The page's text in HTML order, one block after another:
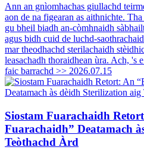
Ann an gnìomhachas giullachd
aon de na figearan as aithnichte.
gu bheil biadh an-còmhnaidh
agus bidh cuid de luchd-
mar theodhachd sterilachaidh
leasachadh thoraidhean ùra. Ach, 's
faic barrachd >> 2026.07.15
Siostam Fuarachaidh
Fuarachaidh” Deatamach
Teòthachd Àrd